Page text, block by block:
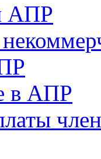
АПР
в АПР